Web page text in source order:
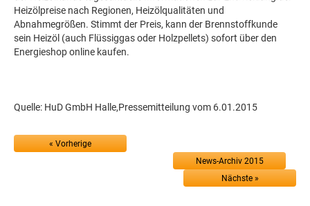
Heizölpreise nach Regionen, Heizölqualitäten und
Abnahmegrößen. Stimmt der Preis, kann der Brennstoffkunde
sein Heizöl (auch Flüssiggas oder Holzpellets) sofort über den
Energieshop online kaufen.
Quelle: HuD GmbH Halle,Pressemitteilung vom 6.01.2015
« Vorherige
News-Archiv 2015
Nächste »